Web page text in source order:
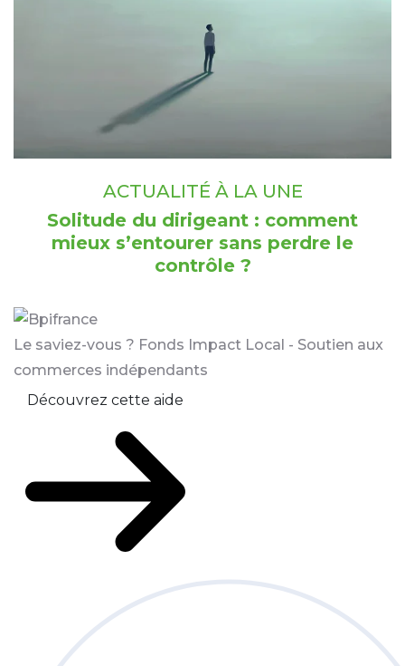
ACTUALITÉ À LA UNE
Solitude du dirigeant : comment
mieux s’entourer sans perdre le
contrôle ?
Le saviez-vous ? Fonds Impact Local - Soutien aux
commerces indépendants
Découvrez cette aide